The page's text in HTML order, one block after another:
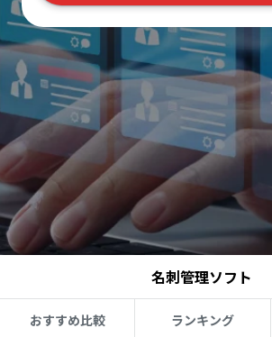
名刺管理ソフト
おすすめ比較 ランキング